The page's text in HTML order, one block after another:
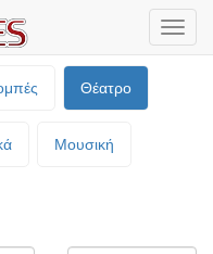
Θέατρο
Μουσική